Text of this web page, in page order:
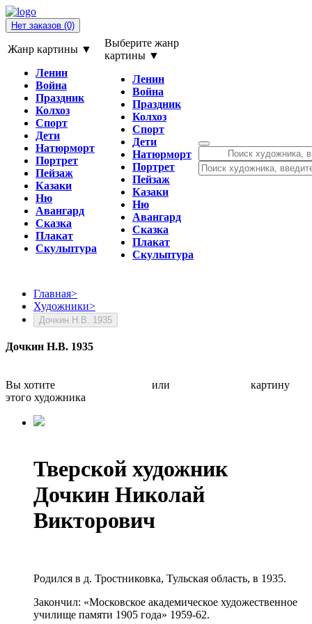
Нет заказов (0)
Жанр картины ▼
Ленин
Война
Праздник
Колхоз
Спорт
Дети
Натюрморт
Портрет
Пейзаж
Казаки
Ню
Авангард
Сказка
Плакат
Скульптура
Выберите жанр
картины ▼
Ленин
Война
Праздник
Колхоз
Спорт
Дети
Натюрморт
Портрет
Пейзаж
Казаки
Ню
Авангард
Сказка
Плакат
Скульптура
Главная>
Художники>
Дочкин Н.В. 1935
Дочкин Н.В. 1935
Вы хотите или
картину
этого художника
Тверской художник
Дочкин Николай
Викторович
Родился в д. Тростниковка, Тульская область, в 1935.
Закончил: «Московское академическое художественное
училище памяти 1905 года» 1959-62.